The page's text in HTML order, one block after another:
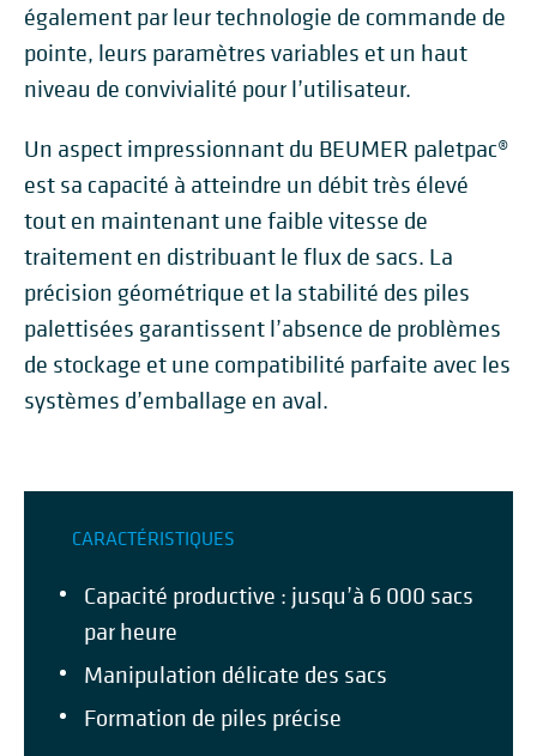
également par leur technologie de commande de
pointe, leurs paramètres variables et un haut
niveau de convivialité pour l’utilisateur.
Un aspect impressionnant du BEUMER paletpac®
est sa capacité à atteindre un débit très élevé
tout en maintenant une faible vitesse de
traitement en distribuant le flux de sacs. La
précision géométrique et la stabilité des piles
palettisées garantissent l’absence de problèmes
de stockage et une compatibilité parfaite avec les
systèmes d’emballage en aval.
CARACTÉRISTIQUES
Capacité productive : jusqu’à 6 000 sacs
par heure
Manipulation délicate des sacs
Formation de piles précise